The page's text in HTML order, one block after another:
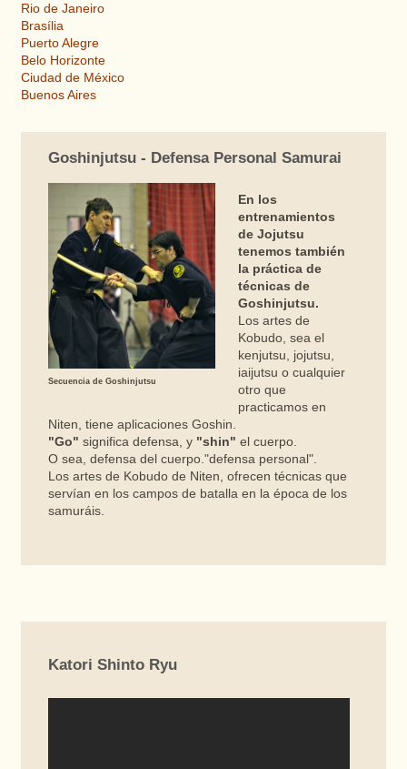
Rio de Janeiro
Brasília
Puerto Alegre
Belo Horizonte
Ciudad de México
Buenos Aires
Goshinjutsu - Defensa Personal Samurai
Secuencia de Goshinjutsu
En los
entrenamientos
de Jojutsu
tenemos también
la práctica de
técnicas de
Goshinjutsu.
Los artes de
Kobudo, sea el
kenjutsu, jojutsu,
iaijutsu o cualquier
otro que
practicamos en
Niten, tiene aplicaciones Goshin.
"Go" significa defensa, y "shin" el cuerpo.
O sea, defensa del cuerpo."defensa personal".
Los artes de Kobudo de Niten, ofrecen técnicas que
servían en los campos de batalla en la época de los
samuráis.
Katori Shinto Ryu